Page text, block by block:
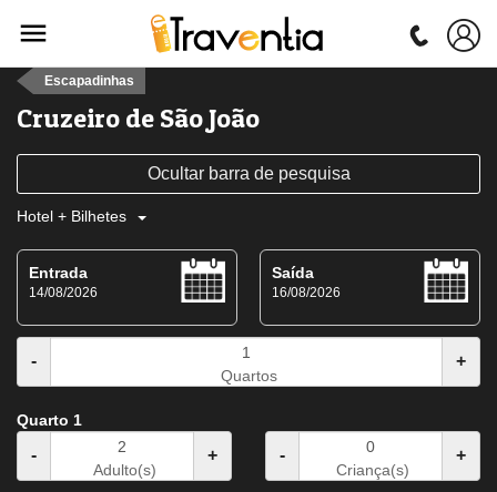
Escapadinhas
Cruzeiro de São João
Ocultar barra de pesquisa
Hotel + Bilhetes
Entrada
14/08/2026
Saída
16/08/2026
-
Quartos
+
Quarto 1
-
Adulto(s)
+ -
Criança(s)
+